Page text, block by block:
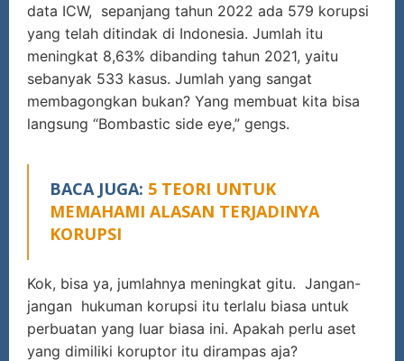
data ICW, sepanjang tahun 2022 ada 579 korupsi
yang telah ditindak di Indonesia. Jumlah itu
meningkat 8,63% dibanding tahun 2021, yaitu
sebanyak 533 kasus. Jumlah yang sangat
membagongkan bukan? Yang membuat kita bisa
langsung “Bombastic side eye,” gengs.
BACA JUGA: 5 TEORI UNTUK
MEMAHAMI ALASAN TERJADINYA
KORUPSI
Kok, bisa ya, jumlahnya meningkat gitu. Jangan-
jangan hukuman korupsi itu terlalu biasa untuk
perbuatan yang luar biasa ini. Apakah perlu aset
yang dimiliki koruptor itu dirampas aja?